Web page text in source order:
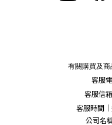
有關購買及
客服
客服信箱
客服時間
公司名